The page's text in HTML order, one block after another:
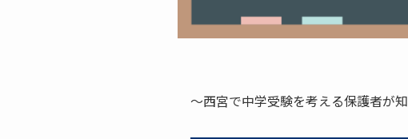
～西宮で中学受験を考える保護者が